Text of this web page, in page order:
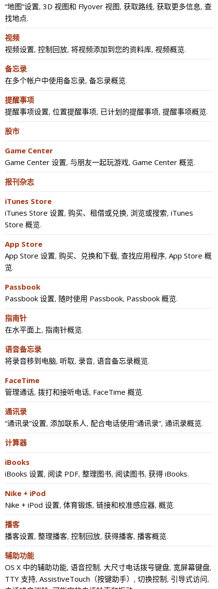
“地图”设置, 3D 视图和 Flyover 视图, 获取路线, 获取更多信息, 查
找地点.
视频
视频设置, 控制回放, 将视频添加到您的资料库, 视频概览.
备忘录
在多个帐户中使用备忘录, 备忘录概览.
提醒事项
提醒事项设置, 位置提醒事项, 已计划的提醒事项, 提醒事项概览.
股市
Game Center
Game Center 设置, 与朋友一起玩游戏, Game Center 概览.
报刊杂志
iTunes Store
iTunes Store 设置, 购买、租借或兑换, 浏览或搜索, iTunes
Store 概览.
App Store
App Store 设置, 购买、兑换和下载, 查找应用程序, App Store 概
览.
Passbook
Passbook 设置, 随时使用 Passbook, Passbook 概览.
指南针
在水平面上, 指南针概览.
语音备忘录
将录音移到电脑, 听取, 录音, 语音备忘录概览.
FaceTime
管理通话, 拨打和接听电话, FaceTime 概览.
通讯录
“通讯录”设置, 添加联系人, 配合电话使用“通讯录”, 通讯录概览.
计算器
iBooks
iBooks 设置, 阅读 PDF, 整理图书, 阅读图书, 获得 iBooks.
Nike + iPod
Nike + iPod 设置, 体育锻炼, 链接和校准感应器, 概览.
播客
播客设置, 整理播客, 控制回放, 获得播客, 播客概览.
辅助功能
OS X 中的辅助功能, 语音控制, 大尺寸电话拨号键盘, 宽屏幕键盘,
TTY 支持, AssistiveTouch（按键助手） , 切换控制, 引导式访问,